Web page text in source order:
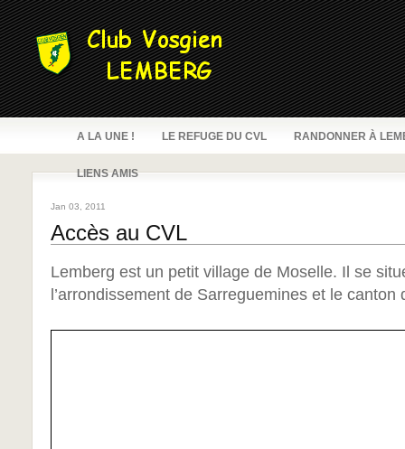
A LA UNE ! LE REFUGE DU CVL RANDONNER À
LIENS AMIS
Jan 03, 2011
Accès au CVL
Lemberg est un petit village de Moselle. Il se
l’arrondissement de Sarreguemines et le canton